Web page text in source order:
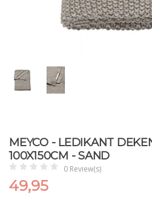
MEYCO - LEDIKANT
100X150CM - SAND
0 Review(s)
49,95